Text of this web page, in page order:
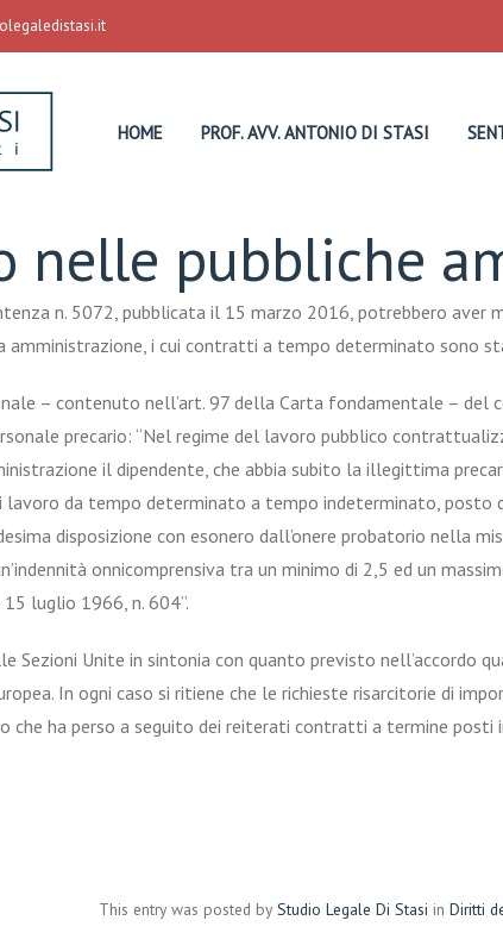
HOME PROF. AVV. ANTONIO DI STASI
nelle pubbliche
n. 5072, pubblicata il 15 marzo 2016, potrebbero aver
amministrazione, i cui contratti a tempo determinato sono
– contenuto nell’art. 97 della Carta fondamentale – del
precario: “Nel regime del lavoro pubblico
il dipendente, che abbia subito la illegittima
da tempo determinato a tempo indeterminato, posto
disposizione con esonero dall’onere probatorio nella
onnicomprensiva tra un minimo di 2,5 ed un
luglio 1966, n. 604”.
Sezioni Unite in sintonia con quanto previsto nell’accordo
In ogni caso si ritiene che le richieste risarcitorie di
che ha perso a seguito dei reiterati contratti a termine posti
This entry was posted by Studio Legale Di Stasi in Diritti